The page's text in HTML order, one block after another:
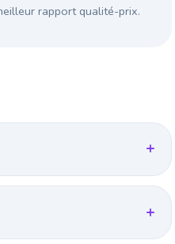
rapport qualité-prix.